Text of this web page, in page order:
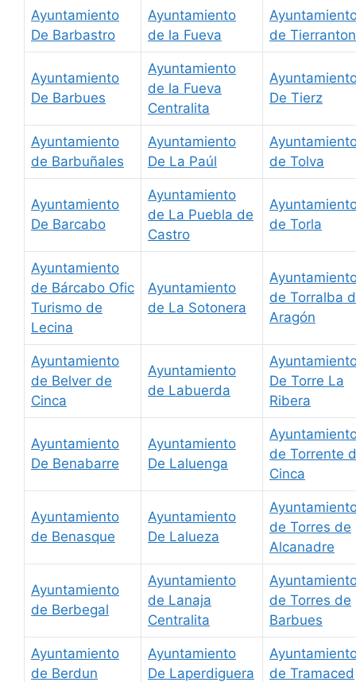
Ayuntamiento
De Barbastro
Ayuntamiento
de la Fueva
de
Ayuntamiento
De Barbues
Ayuntamiento
de la Fueva
Centralita
De Tierz
Ayuntamiento
de Barbuñales
Ayuntamiento
De La Paúl
de Tolva
Ayuntamiento
De Barcabo
Ayuntamiento
de La Puebla de
Castro
de Torla
Ayuntamiento
de Bárcabo Ofic
Turismo de
Lecina
Ayuntamiento
de La Sotonera
de Torralba
Aragón
Ayuntamiento
de Belver de
Cinca
Ayuntamiento
de Labuerda
De Torre La
Ribera
Ayuntamiento
De Benabarre
Ayuntamiento
De Laluenga
de Torrente
Cinca
Ayuntamiento
de Benasque
Ayuntamiento
De Lalueza
de Torres de
Alcanadre
Ayuntamiento
de Berbegal
Ayuntamiento
de Lanaja
Centralita
de Torres de
Barbues
Ayuntamiento
de Berdun
Ayuntamiento
De Laperdiguera
de Tramaced